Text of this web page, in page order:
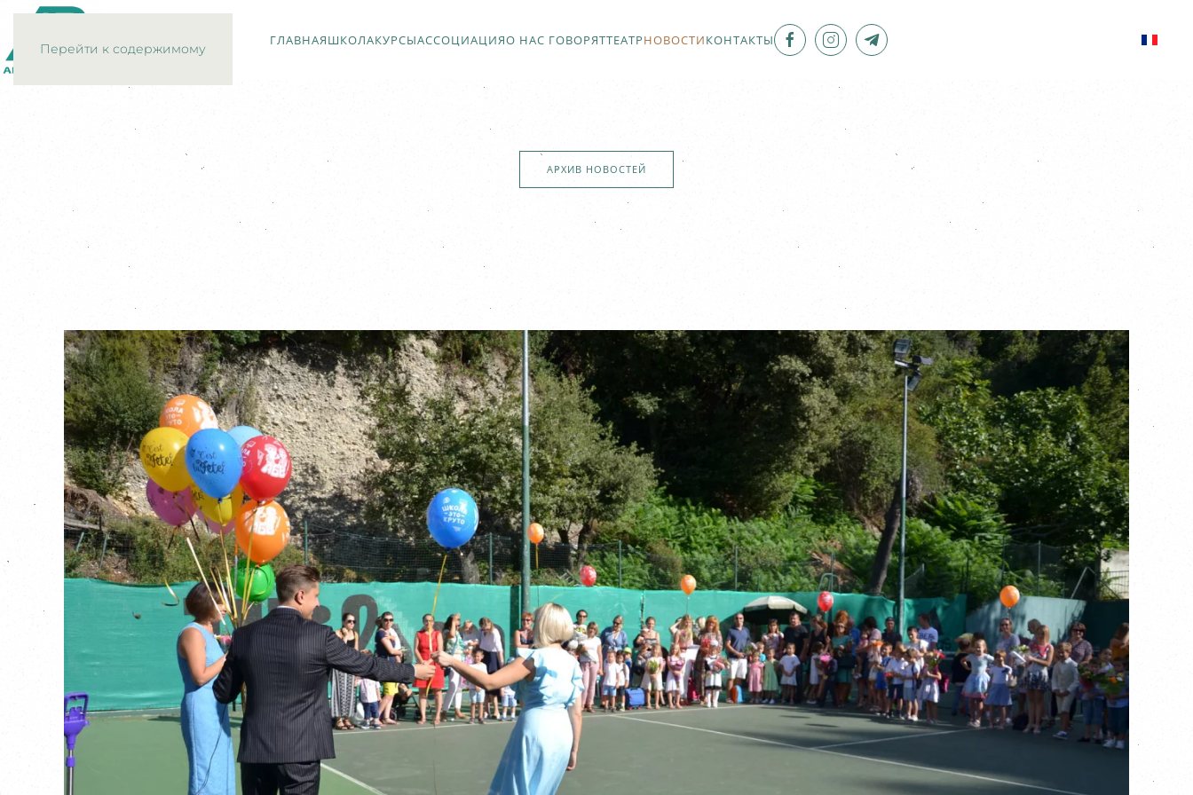
Перейти к содержимому
ГЛАВНАЯШКОЛАКУРСЫАССОЦИАЦИЯО НАС ГОВОРЯТТЕАТРНОВОСТИКОНТАКТЫ
АРХИВ НОВОСТЕЙ